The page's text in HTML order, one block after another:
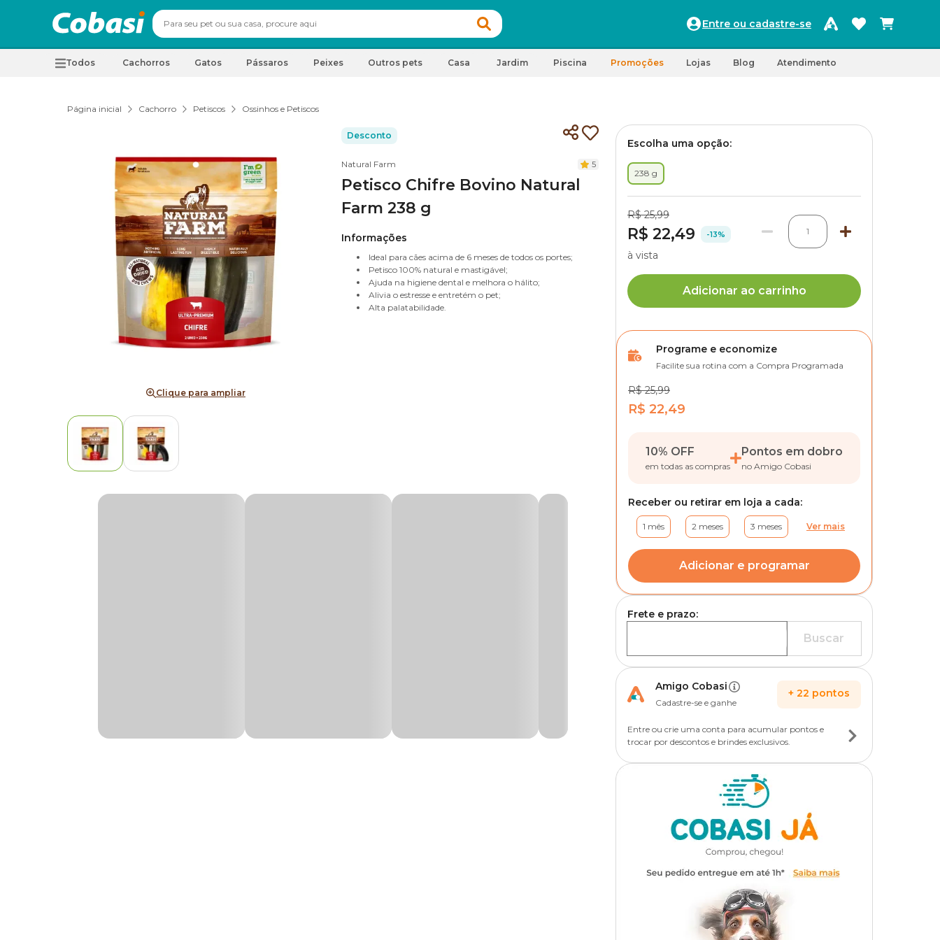
Entre ou cadastre-se
Todos Cachorros Gatos Pássaros Peixes Outros pets Casa Jardim Piscina Promoções Lojas Blog Atendimento
Página inicial Cachorro Petiscos Ossinhos e Petiscos
Clique para ampliar
Desconto
Natural Farm 5
Petisco Chifre Bovino Natural
Farm 238 g
Informações
Ideal para cães acima de 6 meses de todos os portes;
Petisco 100% natural e mastigável;
Ajuda na higiene dental e melhora o hálito;
Alivia o estresse e entretém o pet;
Alta palatabilidade.
Escolha uma opção:
238 g
R$ 25,99
R$ 22,49 -13% 1
à vista
Adicionar ao carrinho
Programe e economize
Facilite sua rotina com a Compra Programada
R$ 25,99
R$ 22,49
10% OFF
em todas as compras
Pontos em dobro
no Amigo Cobasi
Receber ou retirar em loja a cada:
1 mês 2 meses 3 meses Ver mais
Adicionar e programar
Frete e prazo:
Buscar
Amigo Cobasi
Cadastre-se e ganhe
+ 22 pontos
Entre ou crie uma conta para acumular pontos e
trocar por descontos e brindes exclusivos.